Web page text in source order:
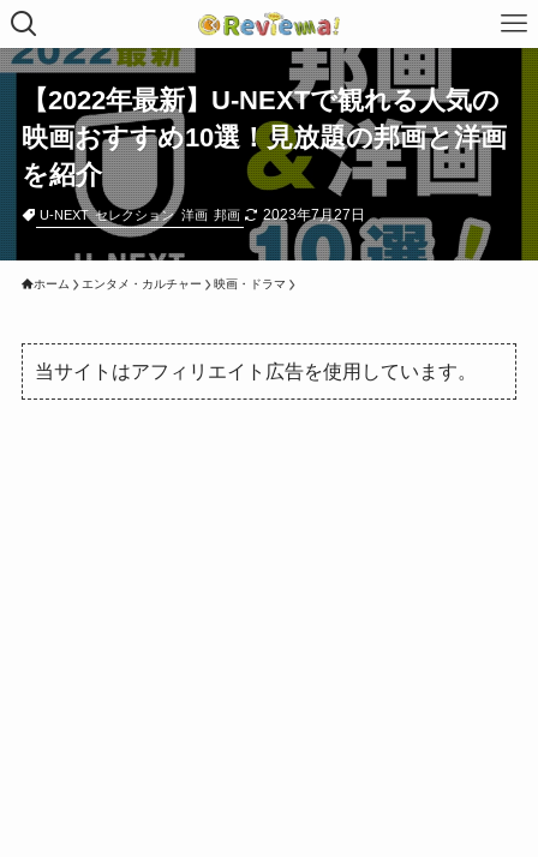
【2022年最新】U-NEXTで観れる人気の
映画おすすめ10選！見放題の邦画と洋画
を紹介
U-NEXT セレクション 洋画 邦画 2023年7月27日
ホーム エンタメ・カルチャー 映画・ドラマ
当サイトはアフィリエイト広告を使用しています。